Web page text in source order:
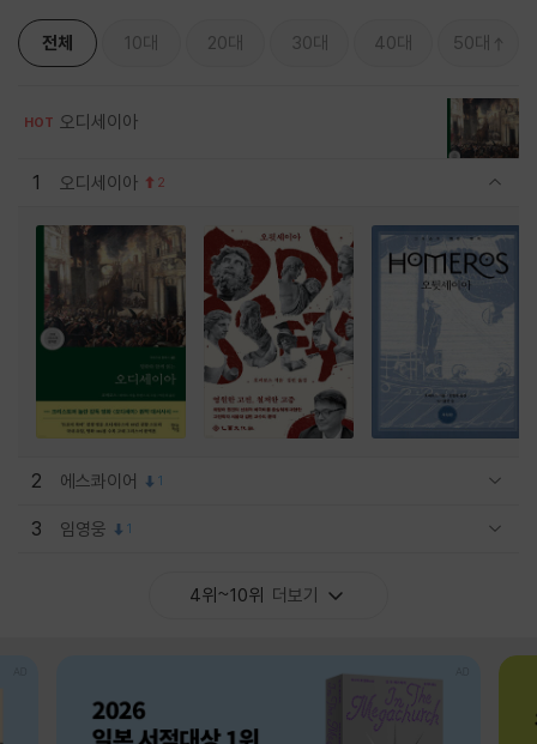
전체 10대 20대 30대 40대 50대
HOT 오디세이아
1 오디세이아 2
2 에스콰이어 1
3 임영웅 1
4위~10위 더보기